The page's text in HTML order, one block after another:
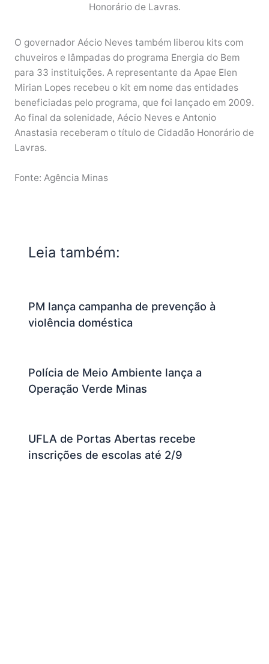
Honorário de Lavras.
O governador Aécio Neves também liberou kits com
chuveiros e lâmpadas do programa Energia do Bem
para 33 instituições. A representante da Apae Elen
Mirian Lopes recebeu o kit em nome das entidades
beneficiadas pelo programa, que foi lançado em 2009.
Ao final da solenidade, Aécio Neves e Antonio
Anastasia receberam o título de Cidadão Honorário de
Lavras.
Fonte: Agência Minas
Leia também:
PM lança campanha de prevenção à
violência doméstica
Polícia de Meio Ambiente lança a
Operação Verde Minas
UFLA de Portas Abertas recebe
inscrições de escolas até 2/9